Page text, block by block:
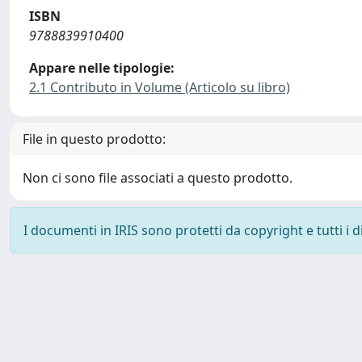
ISBN
9788839910400
Appare nelle tipologie:
2.1 Contributo in Volume (Articolo su libro)
File in questo prodotto:
Non ci sono file associati a questo prodotto.
I documenti in IRIS sono protetti da copyright e tutti i